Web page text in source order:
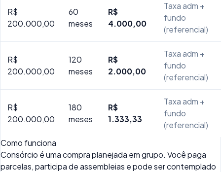
R$
200.000,00
60
meses
R$
4.000,00
Taxa adm +
fundo
(referencial)
R$
200.000,00
120
meses
R$
2.000,00
Taxa adm +
fundo
(referencial)
R$
200.000,00
180
meses
R$
1.333,33
Taxa adm +
fundo
(referencial)
Como funciona
Consórcio é uma compra planejada em grupo. Você paga
parcelas, participa de assembleias e pode ser contemplado